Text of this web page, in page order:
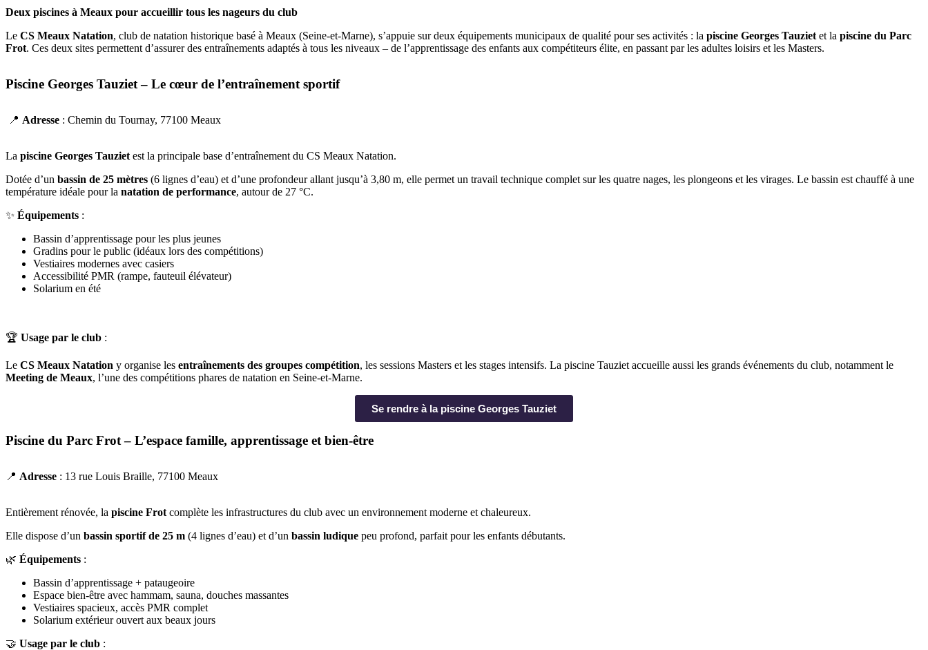
Deux piscines à Meaux pour accueillir tous les nageurs du club
Le CS Meaux Natation, club de natation historique basé à Meaux (Seine-et-Marne), s’appuie sur deux équipements municipaux de qualité pour ses activités : la piscine Georges Tauziet et la piscine du Parc
Frot. Ces deux sites permettent d’assurer des entraînements adaptés à tous les niveaux – de l’apprentissage des enfants aux compétiteurs élite, en passant par les adultes loisirs et les Masters.
Piscine Georges Tauziet – Le cœur de l’entraînement sportif
📍 Adresse : Chemin du Tournay, 77100 Meaux
La piscine Georges Tauziet est la principale base d’entraînement du CS Meaux Natation.
Dotée d’un bassin de 25 mètres (6 lignes d’eau) et d’une profondeur allant jusqu’à 3,80 m, elle permet un travail technique complet sur les quatre nages, les plongeons et les virages. Le bassin est chauffé à une
température idéale pour la natation de performance, autour de 27 °C.
✨ Équipements :
Bassin d’apprentissage pour les plus jeunes
Gradins pour le public (idéaux lors des compétitions)
Vestiaires modernes avec casiers
Accessibilité PMR (rampe, fauteuil élévateur)
Solarium en été
🏆 Usage par le club :
Le CS Meaux Natation y organise les entraînements des groupes compétition, les sessions Masters et les stages intensifs. La piscine Tauziet accueille aussi les grands événements du club, notamment le
Meeting de Meaux, l’une des compétitions phares de natation en Seine-et-Marne.
Se rendre à la piscine Georges Tauziet
Piscine du Parc Frot – L’espace famille, apprentissage et bien-être
📍 Adresse : 13 rue Louis Braille, 77100 Meaux
Entièrement rénovée, la piscine Frot complète les infrastructures du club avec un environnement moderne et chaleureux.
Elle dispose d’un bassin sportif de 25 m (4 lignes d’eau) et d’un bassin ludique peu profond, parfait pour les enfants débutants.
🌿 Équipements :
Bassin d’apprentissage + pataugeoire
Espace bien-être avec hammam, sauna, douches massantes
Vestiaires spacieux, accès PMR complet
Solarium extérieur ouvert aux beaux jours
🤝 Usage par le club :